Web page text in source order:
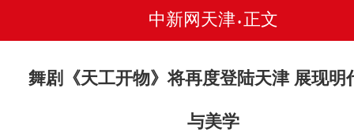
中新网天津 • 正文
舞剧《天工开物》将再度登陆天津 展现明
与美学